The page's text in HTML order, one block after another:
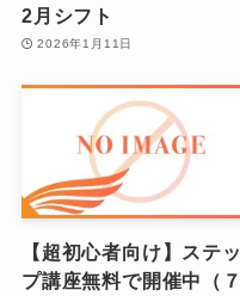
2月シフト
2026年1月11日
【超初心者向け】ステッ
プ講座無料で開催中（７